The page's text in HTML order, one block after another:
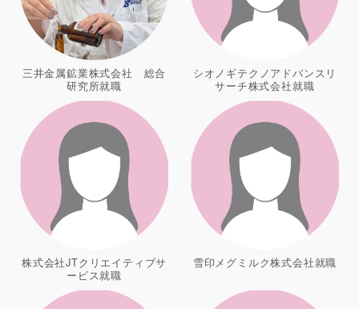
三井金属鉱業株式会社 総合
研究所就職
シオノギテクノアドバンスリ
サーチ株式会社就職
株式会社JTクリエイティブサ
ービス就職
雪印メグミルク株式会社就職